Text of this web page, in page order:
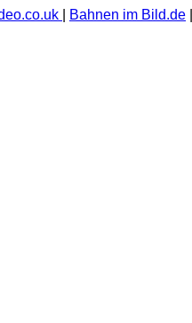
Bahnen im Bild.de